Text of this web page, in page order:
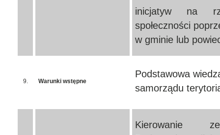
inicjatyw na
społeczności
w gminie lub
9. Warunki wstępne
Podstawowa
samorządu
Kierowanie